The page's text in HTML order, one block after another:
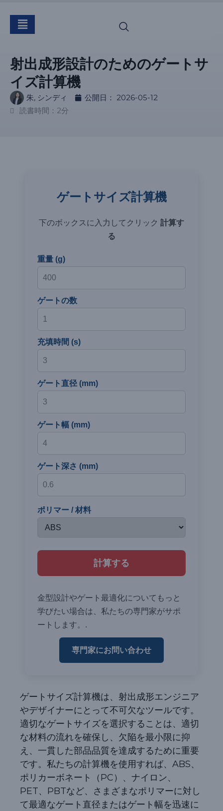
射出成形設計のためのゲートサ
イズ計算機
朱, シンディ 公開日： 2026-05-12
読書時間：2分
ゲートサイズ計算機
下のボックスに入力してクリック 計算す
る
重量 (g)
ゲートの数
充填時間 (s)
ゲート直径 (mm)
ゲート幅 (mm)
ゲート深さ (mm)
ポリマー / 材料
計算する
金型設計やゲート最適化についてもっと
学びたい場合は、私たちの専門家がサポ
ートします。.
専門家にお問い合わせ
ゲートサイズ計算機は、射出成形エンジニア
やデザイナーにとって不可欠なツールです。
適切なゲートサイズを選択することは、適切
な材料の流れを確保し、欠陥を最小限に抑
え、一貫した部品品質を達成するために重要
です。私たちの計算機を使用すれば、ABS、
ポリカーボネート（PC）、ナイロン、
PET、PBTなど、さまざまなポリマーに対し
て最適なゲート直径またはゲート幅を迅速に